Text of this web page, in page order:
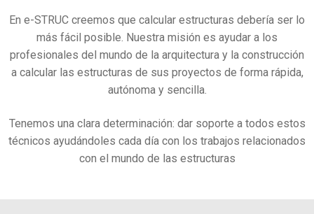
En e-STRUC creemos que calcular estructuras debería ser lo
más fácil posible. Nuestra misión es ayudar a los
profesionales del mundo de la arquitectura y la construcción
a calcular las estructuras de sus proyectos de forma rápida,
autónoma y sencilla.
Tenemos una clara determinación: dar soporte a todos estos
técnicos ayudándoles cada día con los trabajos relacionados
con el mundo de las estructuras